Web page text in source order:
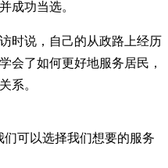
成功当选。
时说，自己的从政路上经历
会了如何更好地服务居民，
系。
可以选择我们想要的服务